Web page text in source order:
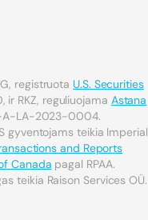
registruota U.S. Securities
ir RKZ, reguliuojama Astana
A-LA-2023-0004.
gyventojams teikia Imperial
and Reports
Canada pagal RPAA.
teikia Raison Services OÜ.